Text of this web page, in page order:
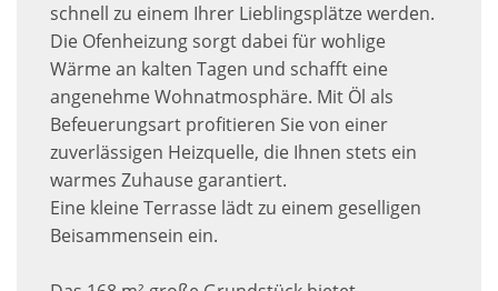
schnell zu einem Ihrer Lieblingsplätze werden.
Die Ofenheizung sorgt dabei für wohlige
Wärme an kalten Tagen und schafft eine
angenehme Wohnatmosphäre. Mit Öl als
Befeuerungsart profitieren Sie von einer
zuverlässigen Heizquelle, die Ihnen stets ein
warmes Zuhause garantiert.
Eine kleine Terrasse lädt zu einem geselligen
Beisammensein ein.